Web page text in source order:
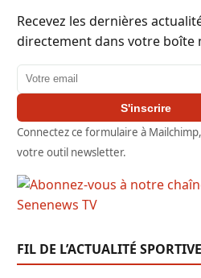
Recevez les dernières
directement dans votre boîte
Adresse email
S'inscrire
Connectez ce formulaire à
votre outil newsletter.
FIL DE L’ACTUALITÉ SPORTIVE